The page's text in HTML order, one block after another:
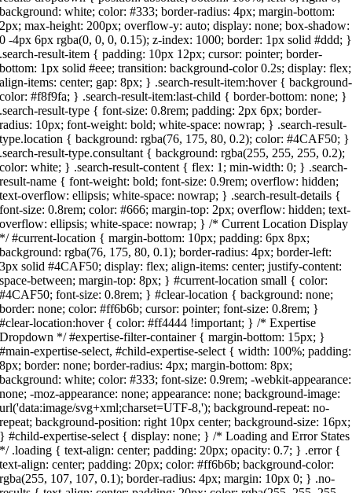
background: white; color: #333; border-radius: 4px; margin-bottom:
2px; max-height: 200px; overflow-y: auto; display: none; box-shadow:
0 -4px 6px rgba(0, 0, 0, 0.15); z-index: 1000; border: 1px solid #ddd; }
.search-result-item { padding: 10px 12px; cursor: pointer; border-
bottom: 1px solid #eee; transition: background-color 0.2s; display: flex;
align-items: center; gap: 8px; } .search-result-item:hover { background-
color: #f8f9fa; } .search-result-item:last-child { border-bottom: none; }
.search-result-type { font-size: 0.8rem; padding: 2px 6px; border-
radius: 10px; font-weight: bold; white-space: nowrap; } .search-result-
type.location { background: rgba(76, 175, 80, 0.2); color: #4CAF50; }
.search-result-type.consultant { background: rgba(255, 255, 255, 0.2);
color: white; } .search-result-content { flex: 1; min-width: 0; } .search-
result-name { font-weight: bold; font-size: 0.9rem; overflow: hidden;
text-overflow: ellipsis; white-space: nowrap; } .search-result-details {
font-size: 0.8rem; color: #666; margin-top: 2px; overflow: hidden; text-
overflow: ellipsis; white-space: nowrap; } /* Current Location Display
*/ #current-location { margin-bottom: 10px; padding: 6px 8px;
background: rgba(76, 175, 80, 0.1); border-radius: 4px; border-left:
3px solid #4CAF50; display: flex; align-items: center; justify-content:
space-between; margin-top: 8px; } #current-location small { color:
#4CAF50; font-size: 0.8rem; } #clear-location { background: none;
border: none; color: #ff6b6b; cursor: pointer; font-size: 0.8rem; }
#clear-location:hover { color: #ff4444 !important; } /* Expertise
Dropdown */ #expertise-filter-container { margin-bottom: 15px; }
#main-expertise-select, #child-expertise-select { width: 100%; padding:
8px; border: none; border-radius: 4px; margin-bottom: 8px;
background: white; color: #333; font-size: 0.9rem; -webkit-appearance:
none; -moz-appearance: none; appearance: none; background-image:
url('data:image/svg+xml;charset=UTF-8,'); background-repeat: no-
repeat; background-position: right 10px center; background-size: 16px;
} #child-expertise-select { display: none; } /* Loading and Error States
*/ .loading { text-align: center; padding: 20px; opacity: 0.7; } .error {
text-align: center; padding: 20px; color: #ff6b6b; background-color:
rgba(255, 107, 107, 0.1); border-radius: 4px; margin: 10px 0; } .no-